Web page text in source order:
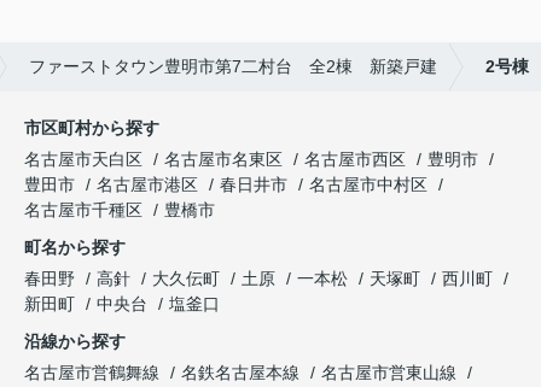
ファーストタウン豊明市第7二村台 全2棟 新築戸建 2号棟
市区町村から探す
名古屋市天白区
名古屋市名東区 名古屋市西区
豊明市
豊田市
名古屋市港区 春日井市
名古屋市中村区
名古屋市千種区
豊橋市
町名から探す
春田野
高針 大久伝町 土原 一本松 天塚町
西川町
新田町
中央台
塩釜口
沿線から探す
名古屋市営鶴舞線
名鉄名古屋本線
名古屋市営東山線